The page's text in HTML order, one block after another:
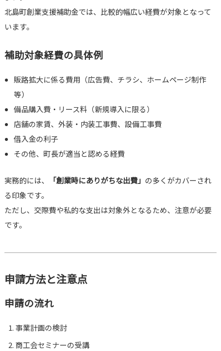
北島町創業支援補助金では、比較的幅広い経費が対象となって
います。
補助対象経費の具体例
販路拡大に係る費用（広告費、チラシ、ホームページ制作
等）
備品購入費・リース料（新規導入に限る）
店舗の家賃、外装・内装工事費、設備工事費
借入金の利子
その他、町長が適当と認める経費
実務的には、 「創業時にありがちな出費」 の多くがカバーされ
る印象です。
ただし、交際費や私的な支出は対象外となるため、注意が必要
です。
申請方法と注意点
申請の流れ
事業計画の検討
商工会セミナーの受講